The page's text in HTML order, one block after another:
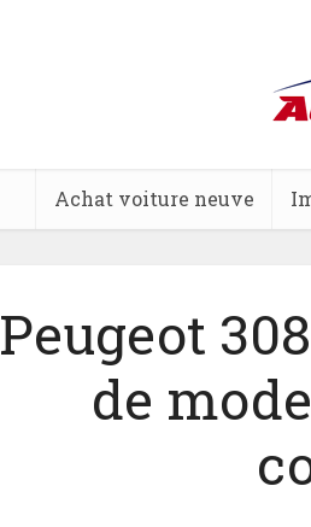
Achat voiture neuve
Peugeot
de